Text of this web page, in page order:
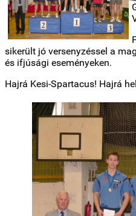
sikerült jó versenyzéssel a
és ifjúsági eseményeken.
Hajrá Kesi-Spartacus! Hajrá